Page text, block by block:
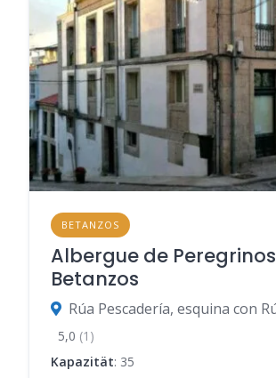
BETANZOS
Albergue de Peregrinos
Betanzos
5,0 (1)
Kapazität: 35